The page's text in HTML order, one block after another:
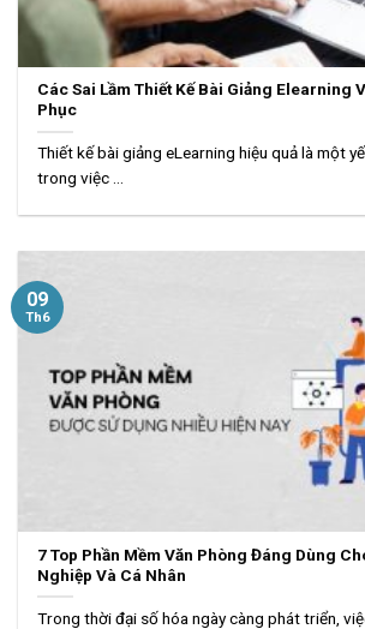
Các Sai Lầm Thiết Kế Bài Giảng Elearning
Phục
Thiết kế bài giảng eLearning hiệu quả là một
trong việc ...
7 Top Phần Mềm Văn Phòng Đáng Dùng
Nghiệp Và Cá Nhân
Trong thời đại số hóa ngày càng phát triển,
09
Th6